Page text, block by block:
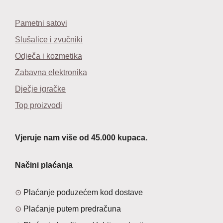
Pametni satovi
Slušalice i zvučniki
Odječa i kozmetika
Zabavna elektronika
Dječje igračke
Top proizvodi
Vjeruje nam više od 45.000 kupaca.
Načini plaćanja
Plaćanje poduzećem kod dostave
Plaćanje putem predračuna